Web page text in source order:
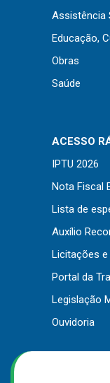
Assistência
Educação,
Obras
Saúde
ACESSO
IPTU 2026
Nota Fiscal
Lista de
Auxílio
Licitações
Portal da
Legislação
Ouvidoria